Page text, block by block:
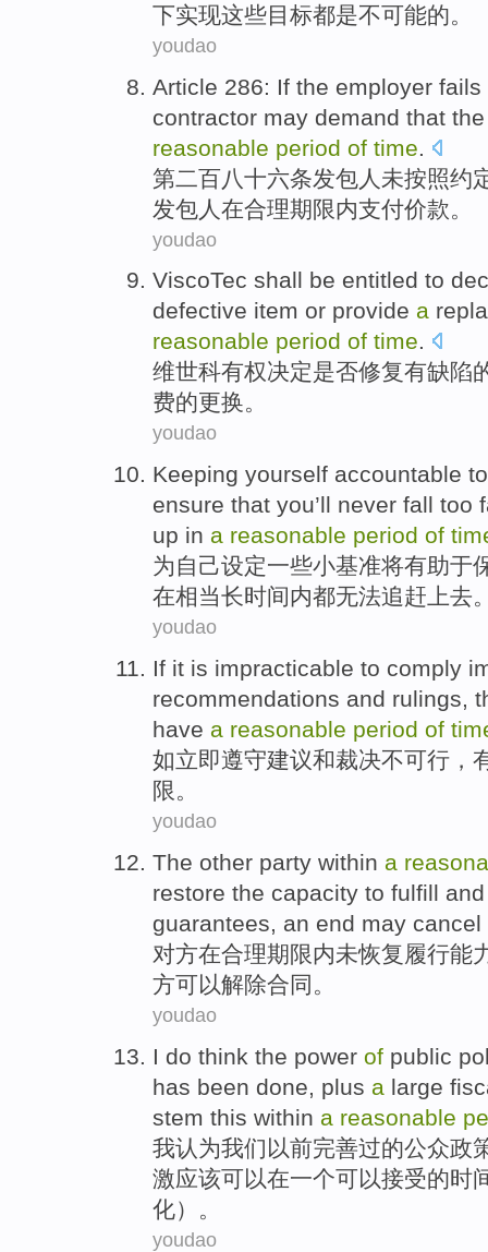
下实现这些目标都是不可能的。
youdao
Article 286: If the employer fails
contractor may demand that
reasonable period of time
第二百八十六条发包人 未按照约
发包人 在合理期限内支付价款。
youdao
ViscoTec shall be entitled to
defective item or provide a
reasonable period of time.
维世科有权决定是否修复有缺陷
费的更换。
youdao
Keeping yourself accountable
ensure that you’ll never fall too
up in a reasonable period of
为 自己设定一些小基准将有助于
在相当长时间内都无法追赶 上去
youdao
If it is impracticable to comply
recommendations and rulings,
have a reasonable period of
如立即遵守建议和裁决不可行，
限。
youdao
The other party within a
restore the capacity to fulfill and
guarantees, an end may cancel
对方在合理期限内未恢复履行能
方可以解除合同 。
youdao
I do think the power of public
has been done
plus a large
stem this within a reasonable
我认为我们以前完善过的公众政
激应该可以在一个可以接受的时
化）。
youdao